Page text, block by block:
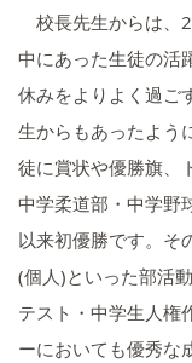
校長先生からは、
中にあった生徒の活
休みをよりよく過ご
生からもあったよう
徒に賞状や優勝旗、
中学柔道部・中学野
以来初優勝です。そ
(個人)といった部活
テスト・中学生人権
ーにおいても優秀な